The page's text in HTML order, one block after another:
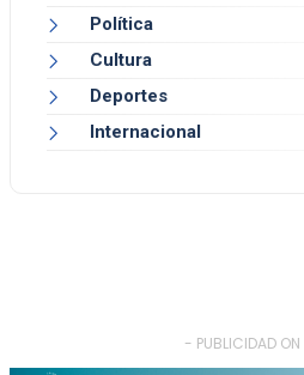
Política
Cultura
Deportes
Internacional
- PUBLICIDAD